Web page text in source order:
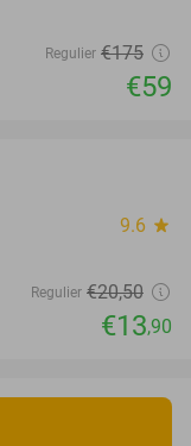
Regulier €175
€59
9.6 star
Regulier €20,50
€13,90